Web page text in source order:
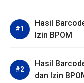
Hasil
Izin BPOM
Hasil
dan Izin